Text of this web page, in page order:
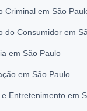
Criminal em São
do Consumidor em
em São Paulo
em São Paulo
Entretenimento em